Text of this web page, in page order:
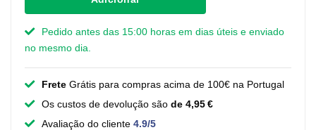
Pedido antes das 15:00 horas em dias úteis e enviado
no mesmo dia.
Frete Grátis para compras acima de 100€ na Portugal
Os custos de devolução são de 4,95 €
Avaliação do cliente 4.9/5